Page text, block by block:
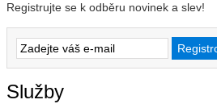
Registrujte se k odběru novinek a slev!
Služby